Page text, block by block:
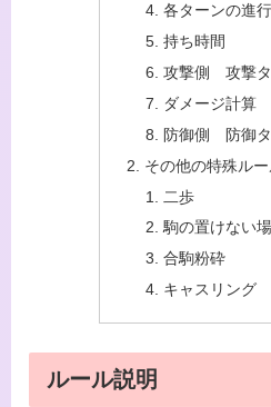
各ターンの進行
持ち時間
攻撃側 攻撃
ダメージ計算
防御側 防御
その他の特殊ル
二歩
駒の置けない
合駒粉砕
キャスリング
ルール説明